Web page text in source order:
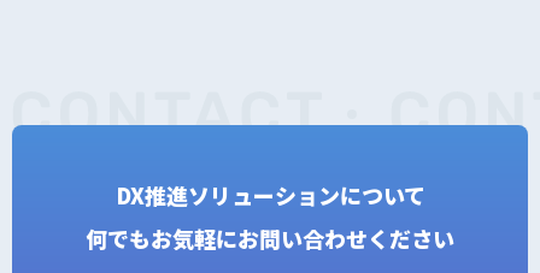
DX推進ソリューションについて
何でもお気軽にお問い合わせください